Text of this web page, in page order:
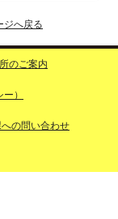
ジへ戻る
のご案内
）
の問い合わせ